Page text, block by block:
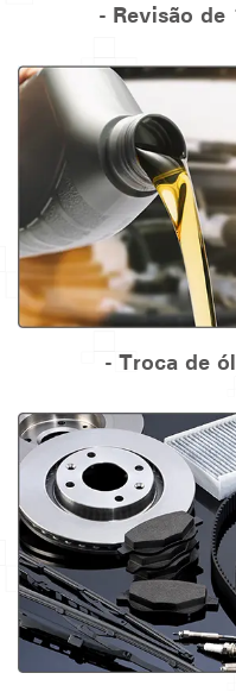
- Revisão
- Troca de